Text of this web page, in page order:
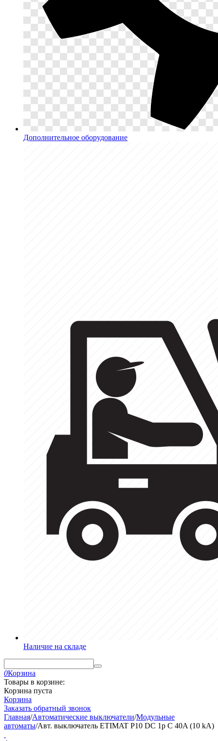
Дополнительное оборудование
Наличие на складе
0Корзина
Товары в корзине:
Корзина пуста
Корзина
Заказать обратный звонок
Главная/Автоматические выключатели/Модульные
автоматы/Авт. выключатель ETIMAT P10 DC 1p C 40A (10 kA)